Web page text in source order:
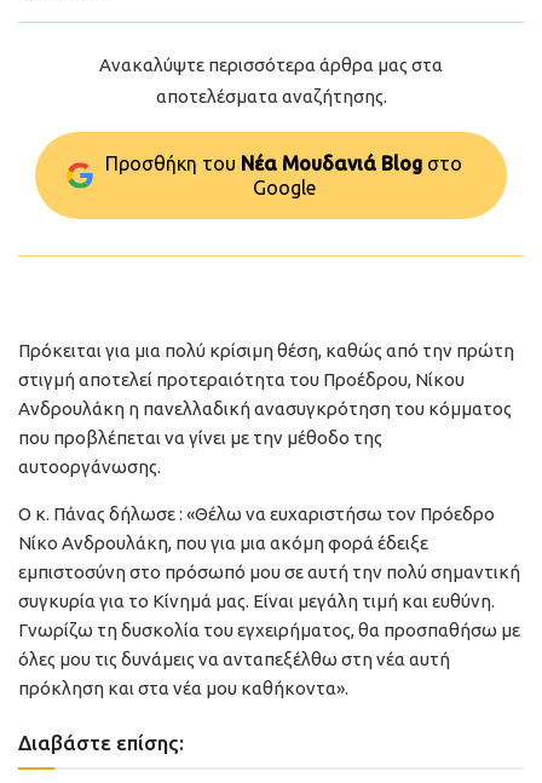
Ανακαλύψτε περισσότερα άρθρα μας στα
αποτελέσματα αναζήτησης.
Προσθήκη του Νέα Μουδανιά Blog στo
Google
Πρόκειται για μια πολύ κρίσιμη θέση, καθώς από την πρώτη
στιγμή αποτελεί προτεραιότητα του Προέδρου, Νίκου
Ανδρουλάκη η πανελλαδική ανασυγκρότηση του κόμματος
που προβλέπεται να γίνει με την μέθοδο της
αυτοοργάνωσης.
Ο κ. Πάνας δήλωσε : «Θέλω να ευχαριστήσω τον Πρόεδρο
Νίκο Ανδρουλάκη, που για μια ακόμη φορά έδειξε
εμπιστοσύνη στο πρόσωπό μου σε αυτή την πολύ σημαντική
συγκυρία για το Κίνημά μας. Είναι μεγάλη τιμή και ευθύνη.
Γνωρίζω τη δυσκολία του εγχειρήματος, θα προσπαθήσω με
όλες μου τις δυνάμεις να ανταπεξέλθω στη νέα αυτή
πρόκληση και στα νέα μου καθήκοντα».
Διαβάστε επίσης: